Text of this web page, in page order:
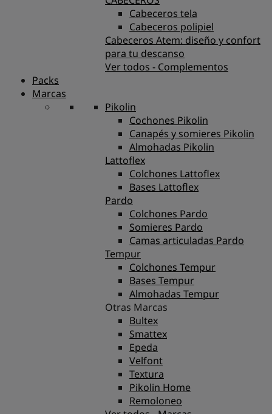
Cabeceros tela
Cabeceros polipiel
Cabeceros Atem: diseño y confort
para tu descanso
Ver todos - Complementos
Packs
Marcas
Pikolin
Cochones Pikolin
Canapés y somieres Pikolin
Almohadas Pikolin
Lattoflex
Colchones Lattoflex
Bases Lattoflex
Pardo
Colchones Pardo
Somieres Pardo
Camas articuladas Pardo
Tempur
Colchones Tempur
Bases Tempur
Almohadas Tempur
Otras Marcas
Bultex
Smattex
Epeda
Velfont
Textura
Pikolin Home
Remoloneo